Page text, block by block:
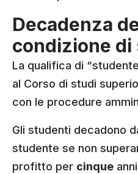
Decadenza
condizione di
La qualifica di
al Corso di studi
con le procedure
Gli studenti decadono
studente se non
profitto per cinque